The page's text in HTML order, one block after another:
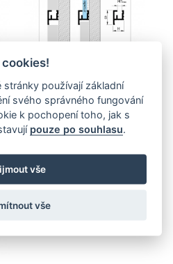
Ozdobný profil pro
zabudování zrcadel - LISTELLO
12mm
315,00 Kč
používají základní
svého správného fungování
k pochopení toho, jak s
pouze po souhlasu
vše
vše